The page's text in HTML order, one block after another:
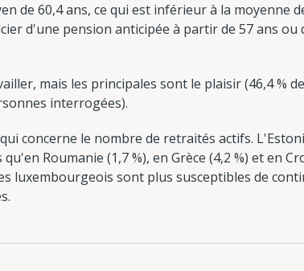
de 60,4 ans, ce qui est inférieur à la moyenne
d'une pension anticipée à partir de 57 ans ou
mais les principales sont le plaisir (46,4 %
interrogées).
concerne le nombre de retraités actifs.
Roumanie (1,7 %), en Grèce (4,2 %) et en
luxembourgeois sont plus susceptibles de